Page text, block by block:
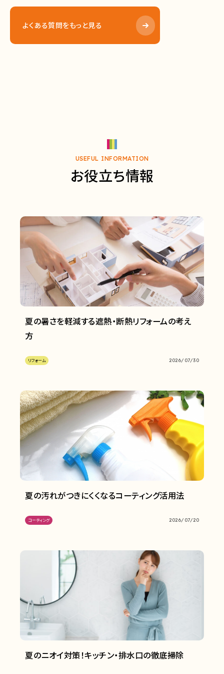
よくある質問をもっと見る
USEFUL INFORMATION
お役立ち情報
夏の暑さを軽減する遮熱・断熱リフォームの考え
方
リフォーム 2026/07/30
夏の汚れがつきにくくなるコーティング活用法
コーティング 2026/07/20
夏のニオイ対策！キッチン・排水口の徹底掃除